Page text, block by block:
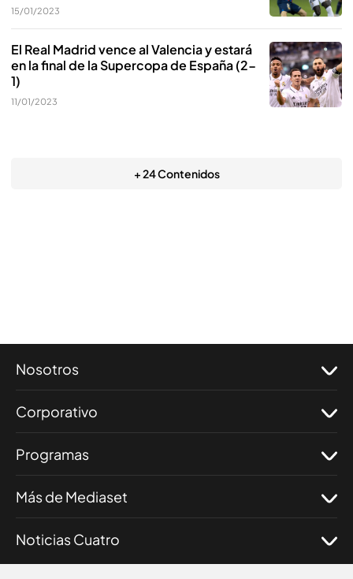
15/01/2023
El Real Madrid vence al Valencia y estará
en la final de la Supercopa de España (2-
1)
11/01/2023
+ 24 Contenidos
Nosotros
Corporativo
Programas
Más de Mediaset
Noticias Cuatro